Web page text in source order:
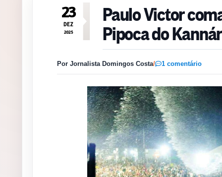
23
DEZ
2025
Paulo Victor
Pipoca do
Por Jornalista Domingos Costa/ 1 comentário